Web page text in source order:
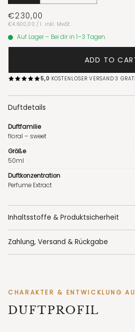
€230,00
Unit
€4.600,00 /per
l inkl. MwSt.
Auf Lager – Bei dir in 1–3 Tagen.
ADD TO
5,0·KOSTENLOSER VERSAND·3
Duftdetails
Duftfamilie
floral – sweet
Größe
50ml
Duftkonzentration
Perfume Extract
Inhaltsstoffe & Produktsicherheit
Zahlung, Versand & Rückgabe
CHARAKTER & ENTWICKLUNG
DUFTPROFIL